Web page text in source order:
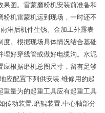
果图。雷蒙磨粉机安装前准备和
机雷蒙机运到现场，一时还不
淋后机件生锈。金加工外露表
。根据现场具体情况结合基础
埋好穿线管或做好电缆沟。水泥
根据磨机总图尺寸，留有足够
应配置下列供安装.维修用的起
重量为的起重工具应有起重工具
传动装置.磨辊装置.中心轴部分